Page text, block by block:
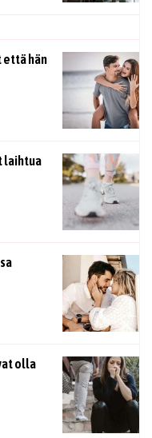
että hän
laihtua
olla